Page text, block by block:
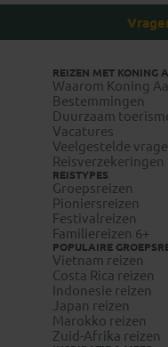
legalisatie.nl/
legalisatie.nl/
De Belgische reizigers
Instituut voor
www.wanda.be
het Instituut voor
terecht voor je
REIZEN MET KONING
Waarom Koning
Bestemmingen
Duurzaam
Vacatures
Veelgestelde
Reisverzekeringen
REISTYPES
Groepsreizen
Pioniersreizen
Festivalreizen
Familiereizen 6+
POPULAIRE
Vietnam reizen
Costa Rica reizen
Indonesie reizen
Japan reizen
Marokko reizen
Zuid-Afrika reizen